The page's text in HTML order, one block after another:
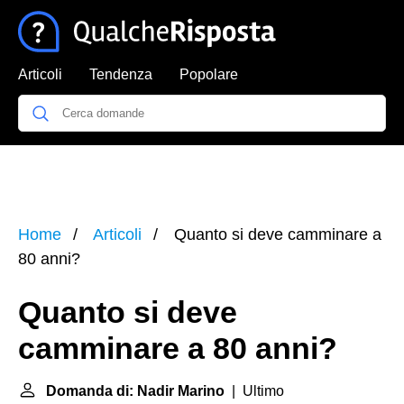
Articoli Tendenza Popolare
Home Articoli
Quanto si deve camminare a
80 anni?
Quanto si deve
camminare a 80 anni?
Domanda di: Nadir Marino | Ultimo